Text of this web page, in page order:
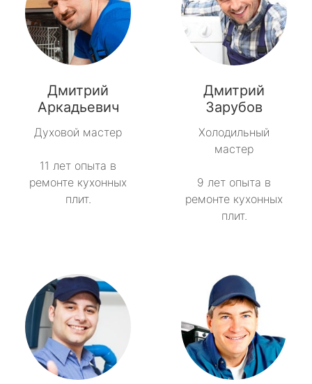
Дмитрий
Аркадьевич
Духовой мастер
11 лет опыта в
ремонте кухонных
плит.
Дмитрий
Зарубов
Холодильный
мастер
9 лет опыта в
ремонте кухонных
плит.